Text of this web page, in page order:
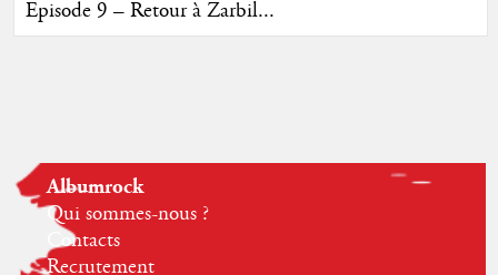
Episode 9 – Retour à Zarbil...
Albumrock
Qui sommes-nous ?
Contacts
Recrutement